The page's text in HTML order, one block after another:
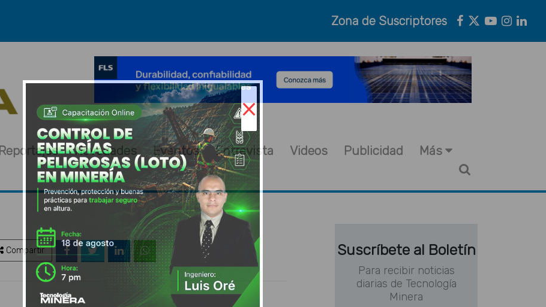
Zona de Suscriptores
Reportajes Novedades Eventos Entrevista Videos Publicidad Más
Compartir Suscríbete al Boletín
Para recibir noticias
diarias de Tecnología
Minera
×